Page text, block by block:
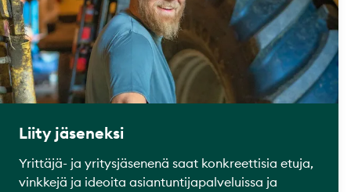
Liity jäseneksi
Yrittäjä- ja yritysjäsenenä saat konkreettisia etuja,
vinkkejä ja ideoita asiantuntijapalveluissa ja